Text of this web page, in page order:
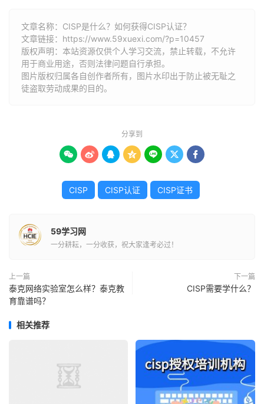
文章名称：CISP是什么？如何获得CISP认证？
文章链接： https://www.59xuexi.com/?p=10457
版权声明：本站资源仅供个人学习交流，禁止转载，不允许
用于商业用途，否则法律问题自行承担。
图片版权归属各自创作者所有，图片水印出于防止被无耻之
徒盗取劳动成果的目的。
分享到
      
CISP CISP认证 CISP证书
59学习网
一分耕耘，一分收获，祝大家逢考必过！
上一篇
泰克网络实验室怎么样？泰克教
育靠谱吗？
下一篇
CISP需要学什么？
相关推荐